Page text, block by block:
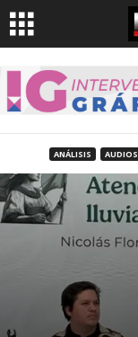
ANÁLISIS AUDIOS